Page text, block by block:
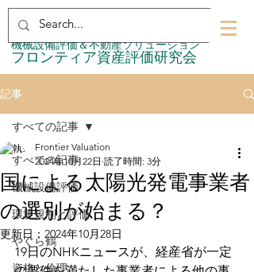
​フロンティア資産評価研究会
​機械設備評価＆不動産ソリューション
記事
すべての記事
機械設備評価
環境規制と評価
やぐら鶴
資格と倫理
すべての記事
国による太陽光発電事業者
の選別が始まる？
Frontier Valuation
2024年10月22日 読了時間: 3分
更新日： 2024年10月28日
19日のNHKニュースが、経産省が一定